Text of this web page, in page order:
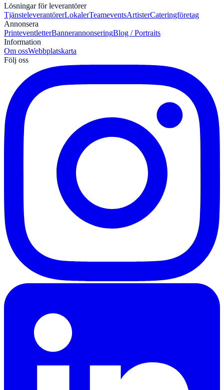
Lösningar för leverantörer
TjänsteleverantörerLokalerTeameventsArtisterCateringföretag
Annonsera
PrinteventletterBannerannonseringBlog / Portraits
Information
Om ossWebbplatskarta
Följ oss